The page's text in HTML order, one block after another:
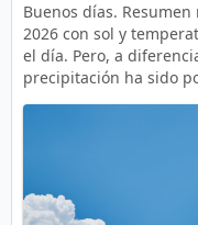
Buenos días.
2026 con sol y
el día. Pero, a
precipitación ha sido